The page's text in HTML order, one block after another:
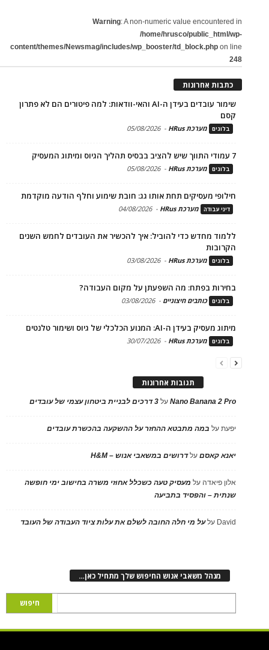
Warning: A non-numeric value encountered in
/home/hrusco/public_html/wp-
content/themes/Newsmag/includes/wp_booster/td_block.php on line
248
כתבות אחרונות
שימור עובדים בעידן ה-AI והאי-וודאות: למה פיטורים הם לא פתרון
קסם
בלוגים מערכת HRus -
05/08/2026
7 עמודי התווך שיש להציב בבסיס תהליך הגיוס ומיתוג המעסיק
בלוגים מערכת HRus -
05/08/2026
חילופי מעסיקים תחת אותו גג: חובת שימוע וחלף הודעה מוקדמת
דיני עבודה מערכת HRus -
04/08/2026
ללמוד מחדש כדי להוביל: איך להכשיר את העובדים לחמש השנים
הקרובות
בלוגים מערכת HRus -
03/08/2026
בחירות בפתח: מה השפעתן על מקום העבודה?
בלוגים כותבים חיצוניים -
03/08/2026
מיתוג מעסיק בעידן ה-AI: המנוע הכלכלי של גיוס ושימור טלנטים
בלוגים מערכת HRus -
30/07/2026
תגובות אחרונות
Nano Banana 2 Proעל 3 דרכים לבניית ביטחון עצמי של עובדים
יפעתעל במה מתבטא ההחזר על ההשקעה בהכשרת עובדים
יאנא קאסםעלדרושים במשאבי אנוש – H&M
אלון פיאדה על מעסיק טעה כשכלל אחוזי משרה בחישוב ימי חופשה
שנתית – והפסיד בתביעה
David עלעל מי חלה החובה לשלם את עלות ציוד העבודה של העובד
מנהל משאבי אנוש החיפוש שלך מתחיל כאן…